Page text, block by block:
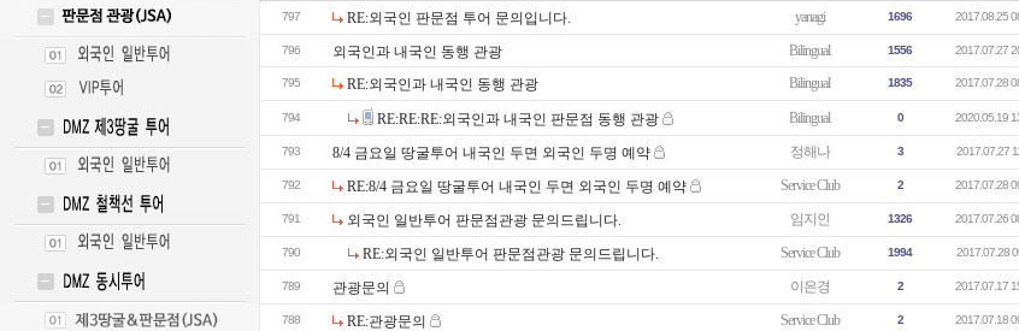
797 RE:외국인 판문점 투어 문의입니다. yanagi 1696 2017.08.25
796 외국인과 내국인 동행 관광 Bilingual 1556 2017.07.27
795 RE:외국인과 내국인 동행 관광 Bilingual 1835 2017.07.28
794 RE:RE:RE:외국인과 내국인 판문점 동행 관광 Bilingual 0 2020.05.19
793 8/4 금요일 땅굴투어 내국인 두면 외국인 두명 예약 정해나 3 2017.07.27
792 RE:8/4 금요일 땅굴투어 내국인 두면 외국인 두명 예약 Service Club 2 2017.07.28
791 외국인 일반투어 판문점관광 문의드립니다. 임지인 1326 2017.07.26
790 RE:외국인 일반투어 판문점관광 문의드립니다. Service Club 1994 2017.07.28
789 관광문의 이은경 2 2017.07.17
788 RE:관광문의 Service Club 2 2017.07.18